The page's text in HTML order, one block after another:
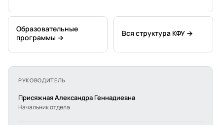
Образовательные
программы →
Вся структура КФУ →
РУКОВОДИТЕЛЬ
Присяжная Александра Геннадиевна
Начальник отдела